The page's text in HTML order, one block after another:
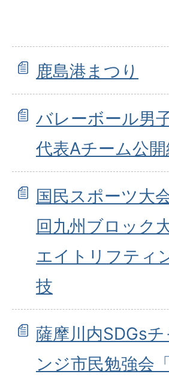
鹿島港まつり
バレーボール男
代表Aチーム公
国民スポーツ大
回九州ブロック
エイトリフティ
技
薩摩川内SDGsチ
ンジ市民勉強会